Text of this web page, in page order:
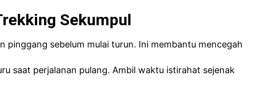
Sekumpul
pinggang sebelum mulai turun. Ini membantu mencegah
saat perjalanan pulang. Ambil waktu istirahat sejenak